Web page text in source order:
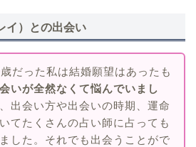
イ）との出会い
だった私は結婚願望はあったも
いが全然なくて悩んでいまし
出会い方や出会いの時期、運命
てたくさんの占い師に占っても
した。それでも出会うことがで